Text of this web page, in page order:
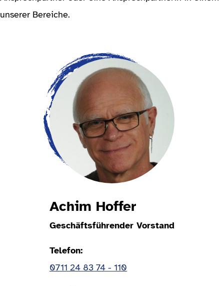
unserer Bereiche.
Achim Hoffer
Geschäftsführender Vorstand
Telefon
0711 24 83 74 - 110